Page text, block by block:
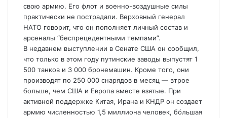
свою армию. Его флот и военно-воздушные силы
практически не пострадали. Верховный генерал
НАТО говорит, что он пополняет личный состав и
арсеналы “беспрецедентными темпами”.
В недавнем выступлении в Сенате США он сообщил,
что только в этом году путинские заводы выпустят 1
500 танков и 3 000 бронемашин. Кроме того, они
производят по 250 000 снарядов в месяц — втрое
больше, чем США и Европа вместе взятые. При
активной поддержке Китая, Ирана и КНДР он создает
армию численностью 1,5 миллиона человек, бóльшая